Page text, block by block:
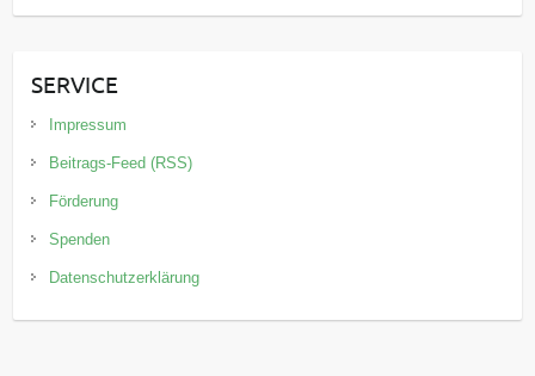
SERVICE
Impressum
Beitrags-Feed (RSS)
Förderung
Spenden
Datenschutzerklärung